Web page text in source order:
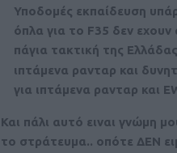
Υποδομές εκπαίδευση
όπλα για το F35 δεν
πάγια τακτική της
ιπτάμενα ρανταρ και
για ιπτάμενα ρανταρ και
Και πάλι αυτό ειναι γνώμη
το στράτευμα.. οπότε ΔΕΝ